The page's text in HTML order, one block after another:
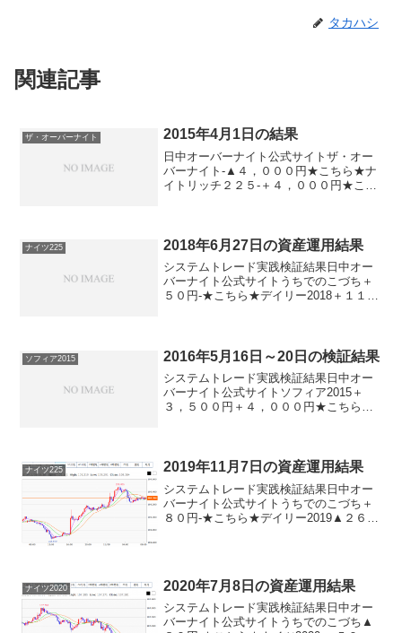
タカハシ
関連記事
ザ・オーバーナイト 2015年4月1日の結果
日中オーバーナイト公式サイトザ・オー
バーナイト-▲４，０００円★こちら★ナ
イトリッチ２２５-＋４，０００円★こち
（２０１３版）＋...
ナイツ225 2018年6月27日の資産運用結果
システムトレード実践検証結果日中オー
バーナイト公式サイトうちでのこづち＋
５０円-★こちら★デイリー2018＋１１０
チ...
ソフィア2015 2016年5月16日～20日の検証結果
システムトレード実践検証結果日中オー
バーナイト公式サイトソフィア2015＋
３，５００円＋４，０００円★こちら★
８，０００円パ...
ナイツ225 2019年11月7日の資産運用結果
システムトレード実践検証結果日中オー
バーナイト公式サイトうちでのこづち＋
８０円-★こちら★デイリー2019▲２６０
ナイツ2020 2020年7月8日の資産運用結果
システムトレード実践検証結果日中オー
バーナイト公式サイトうちでのこづち▲